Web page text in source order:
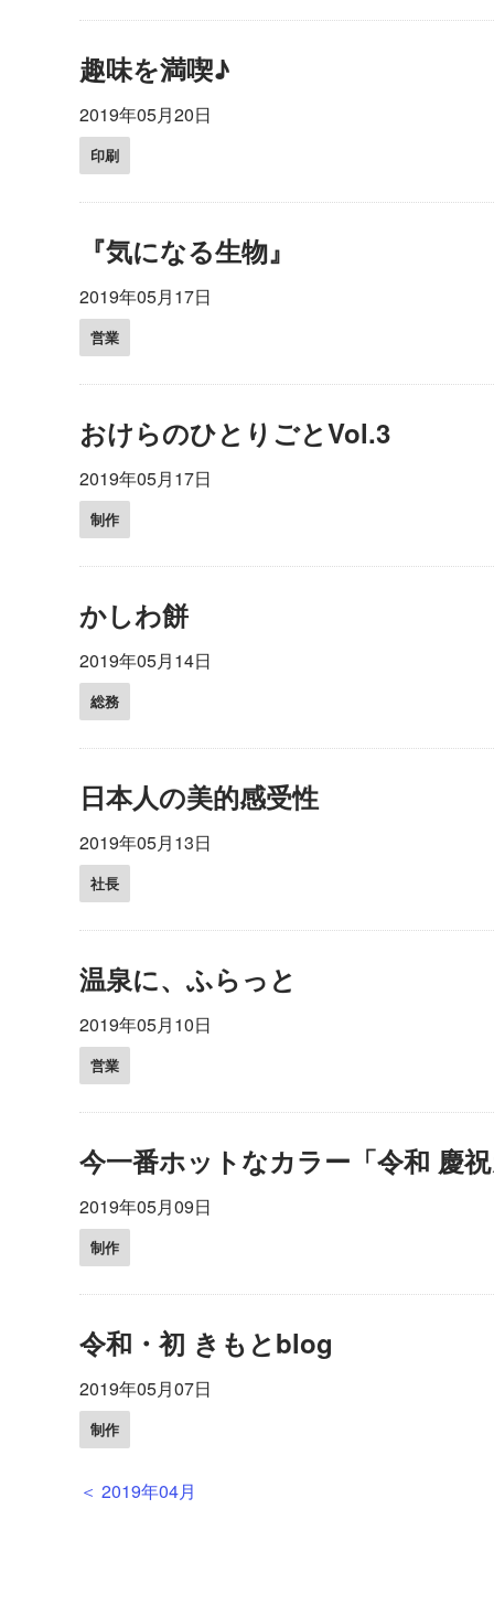
趣味を満喫♪
2019年05月20日
印刷
『気になる生物』
2019年05月17日
営業
おけらのひとりごとVol.3
2019年05月17日
制作
かしわ餅
2019年05月14日
総務
日本人の美的感受性
2019年05月13日
社長
温泉に、ふらっと
2019年05月10日
営業
今一番ホットなカラー「令和 慶祝
2019年05月09日
制作
令和・初 きもとblog
2019年05月07日
制作
＜ 2019年04月